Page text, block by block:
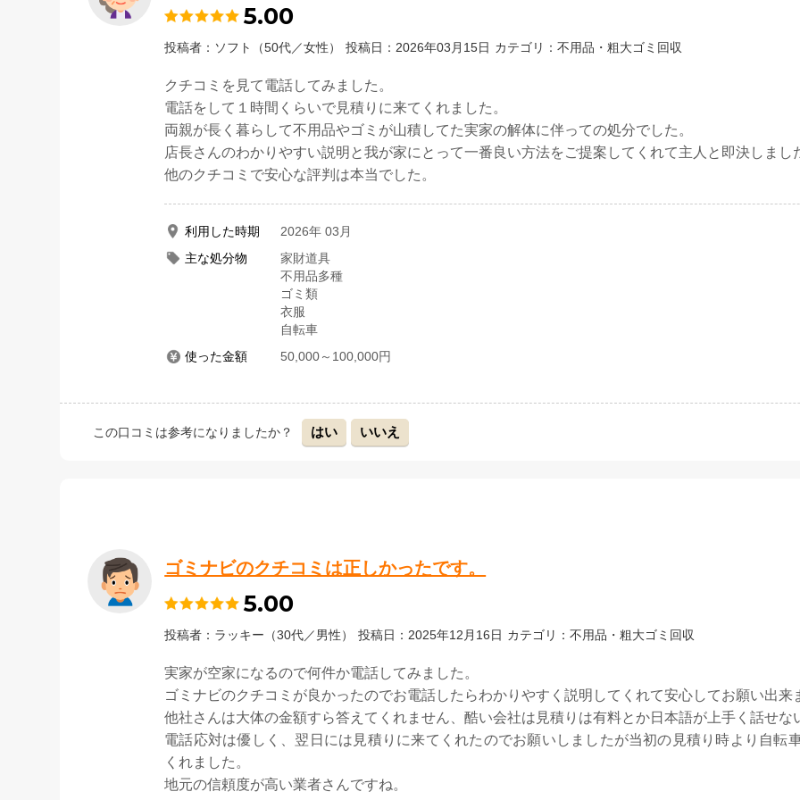
5.00
投稿者：ソフト（50代／女性） 投稿日：2026年03月15日 カテゴリ：不用品・粗大ゴミ回収
クチコミを見て電話してみました。
電話をして１時間くらいで見積りに来てくれました。
両親が長く暮らして不用品やゴミが山積してた実家の解体に伴っての処分でした。
店長さんのわかりやすい説明と我が家にとって一番良い方法をご提案してくれて主人と即決しまし
他のクチコミで安心な評判は本当でした。
利用した時期
2026年 03月
主な処分物
家財道具
不用品多種
ゴミ類
衣服
自転車
使った金額
50,000～100,000円
この口コミは参考になりましたか？ はい いいえ
ゴミナビのクチコミは正しかったです。
5.00
投稿者：ラッキー（30代／男性） 投稿日：2025年12月16日 カテゴリ：不用品・粗大ゴミ回収
実家が空家になるので何件か電話してみました。
ゴミナビのクチコミが良かったのでお電話したらわかりやすく説明してくれて安心してお願い出来
他社さんは大体の金額すら答えてくれません、酷い会社は見積りは有料とか日本語が上手く話せな
電話応対は優しく、翌日には見積りに来てくれたのでお願いしましたが当初の見積り時より自転
くれました。
地元の信頼度が高い業者さんですね。